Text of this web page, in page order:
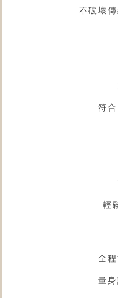
不破壞
符
輕
全
量